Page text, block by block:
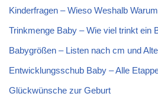
Kinderfragen – Wieso Weshalb
Trinkmenge Baby – Wie viel trinkt ein
Babygrößen – Listen nach cm und
Entwicklungsschub Baby – Alle
Glückwünsche zur Geburt